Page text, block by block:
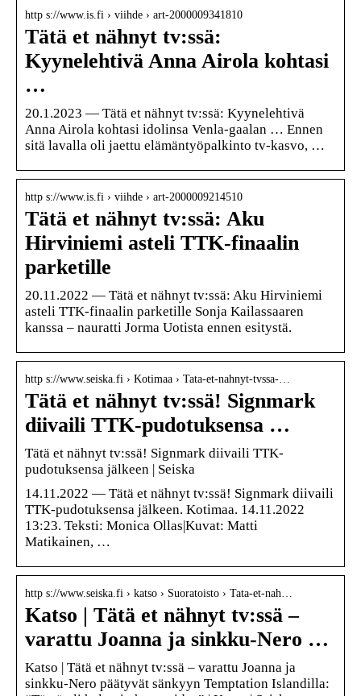
http s://www.is.fi › viihde › art-2000009341810
Tätä et nähnyt tv:ssä:
Kyynelehtivä Anna Airola kohtasi
…
20.1.2023 — Tätä et nähnyt tv:ssä: Kyynelehtivä
Anna Airola kohtasi idolinsa Venla-gaalan … Ennen
sitä lavalla oli jaettu elämäntyöpalkinto tv-kasvo, …
http s://www.is.fi › viihde › art-2000009214510
Tätä et nähnyt tv:ssä: Aku
Hirviniemi asteli TTK-finaalin
parketille
20.11.2022 — Tätä et nähnyt tv:ssä: Aku Hirviniemi
asteli TTK-finaalin parketille Sonja Kailassaaren
kanssa – nauratti Jorma Uotista ennen esitystä.
http s://www.seiska.fi › Kotimaa › Tata-et-nahnyt-tvssa-…
Tätä et nähnyt tv:ssä! Signmark
diivaili TTK-pudotuksensa …
Tätä et nähnyt tv:ssä! Signmark diivaili TTK-
pudotuksensa jälkeen | Seiska
14.11.2022 — Tätä et nähnyt tv:ssä! Signmark diivaili
TTK-pudotuksensa jälkeen. Kotimaa. 14.11.2022
13:23. Teksti: Monica Ollas|Kuvat: Matti
Matikainen, …
http s://www.seiska.fi › katso › Suoratoisto › Tata-et-nah…
Katso | Tätä et nähnyt tv:ssä –
varattu Joanna ja sinkku-Nero …
Katso | Tätä et nähnyt tv:ssä – varattu Joanna ja
sinkku-Nero päätyvät sänkyyn Temptation Islandilla: